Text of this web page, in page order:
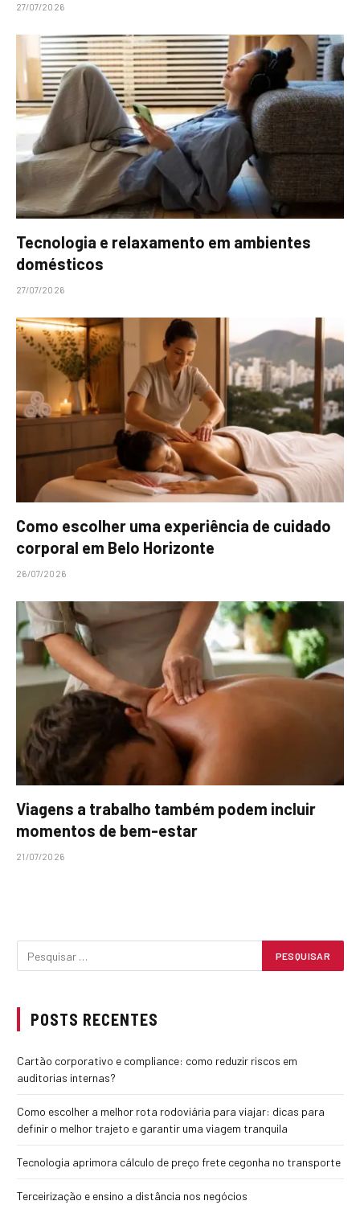
27/07/2026
Tecnologia e relaxamento em ambientes
domésticos
27/07/2026
Como escolher uma experiência de cuidado
corporal em Belo Horizonte
26/07/2026
Viagens a trabalho também podem incluir
momentos de bem-estar
21/07/2026
POSTS RECENTES
Cartão corporativo e compliance: como reduzir riscos em
auditorias internas?
Como escolher a melhor rota rodoviária para viajar: dicas para
definir o melhor trajeto e garantir uma viagem tranquila
Tecnologia aprimora cálculo de preço frete cegonha no transporte
Terceirização e ensino a distância nos negócios